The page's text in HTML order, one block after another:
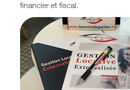
financier et fiscal.